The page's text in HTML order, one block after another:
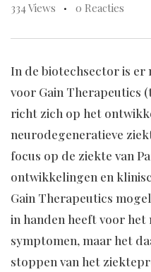
334 Views
0 Reacties
In de biotechsector is er
voor Gain Therapeutics
richt zich op het
neurodegeneratieve
focus op de ziekte van
ontwikkelingen en
Gain Therapeutics
in handen heeft voor het
symptomen, maar het
stoppen van het